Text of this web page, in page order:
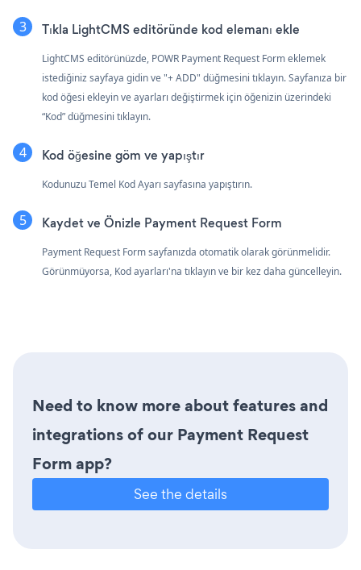
Tıkla LightCMS editöründe kod elemanı ekle
LightCMS editörünüzde, POWR Payment Request Form eklemek
istediğiniz sayfaya gidin ve "+ ADD" düğmesini tıklayın. Sayfanıza bir
kod öğesi ekleyin ve ayarları değiştirmek için öğenizin üzerindeki
“Kod” düğmesini tıklayın.
Kod öğesine göm ve yapıştır
Kodunuzu Temel Kod Ayarı sayfasına yapıştırın.
Kaydet ve Önizle Payment Request Form
Payment Request Form sayfanızda otomatik olarak görünmelidir.
Görünmüyorsa, Kod ayarları'na tıklayın ve bir kez daha güncelleyin.
Need to know more about features and
integrations of our Payment Request
Form app?
See the details